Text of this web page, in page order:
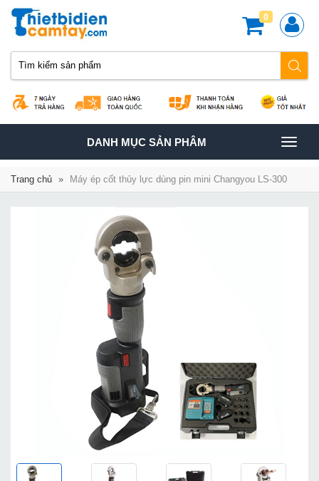
0
TOGGLE
NAVIGATION
DANH MỤC SẢN PHÂM
Trang chủ » Máy ép cốt thủy lực dùng pin mini Changyou LS-300